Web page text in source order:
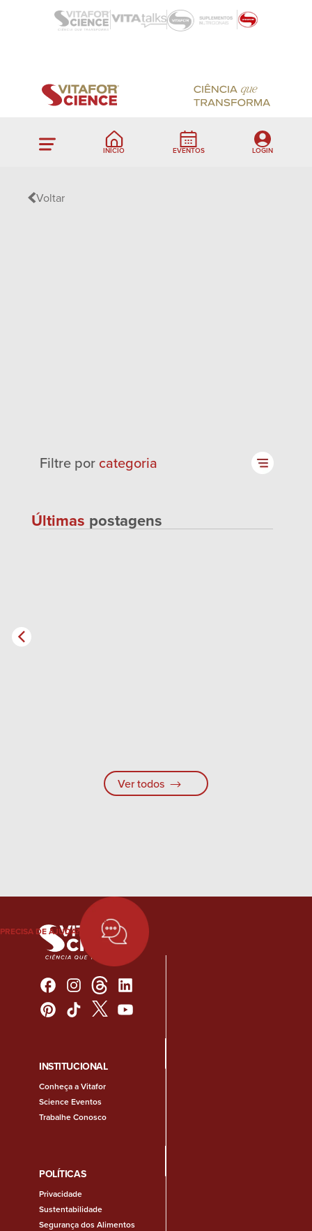
INÍCIO EVENTOS LOGIN
Voltar
Filtre por categoria
Últimas postagens
Ver todos
PRECISA DE AJUDA?
INSTITUCIONAL
Conheça a Vitafor
Science Eventos
Trabalhe Conosco
POLÍTICAS
Privacidade
Sustentabilidade
Segurança dos Alimentos